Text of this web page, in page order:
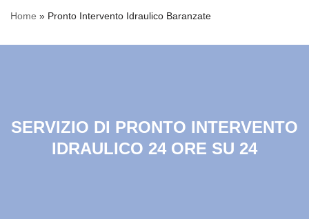
Home » Pronto Intervento Idraulico Baranzate
SERVIZIO DI PRONTO INTERVENTO
IDRAULICO 24 ORE SU 24